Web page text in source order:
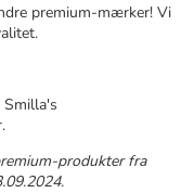
premium-mærker! Vi
produkter fra